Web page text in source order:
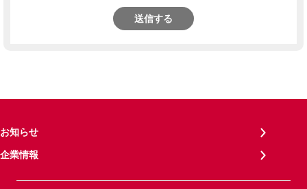
送信する
お知らせ
企業情報